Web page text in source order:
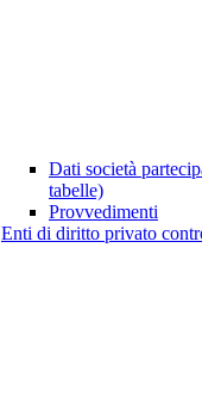
Dati società
tabelle)
Provvedimenti
Enti di diritto privato